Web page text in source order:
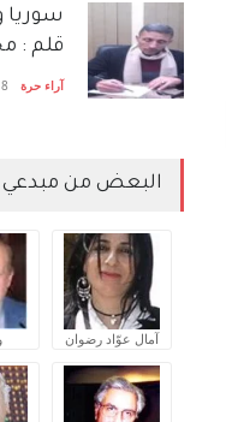
سوريا
قلم :
آراء حرة 18
البعض من
آمال عوّاد رضوان